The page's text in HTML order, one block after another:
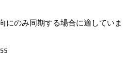
にのみ同期する場合に適していま